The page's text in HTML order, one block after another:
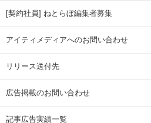
[契約社員] ねとらぼ編集者募集
アイティメディアへのお問い合わせ
リリース送付先
広告掲載のお問い合わせ
記事広告実績一覧